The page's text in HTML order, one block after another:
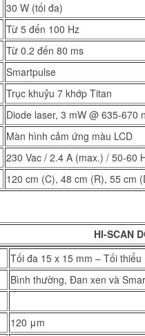
30 W (tối đa)
Từ 5 đến 100 Hz
Từ 0.2 đến 80 ms
Smartpulse
Trục khuỷu 7 khớp Titan
Diode laser, 3 mW @ 635-670
Màn hình cảm ứng màu LCD
230 Vac / 2.4 A (max.) / 50-60
120 cm (C), 48 cm (R), 55 cm
HI-SCAN
Tối đa 15 x 15 mm – Tối thiểu
Bình thường, Đan xen và
120 μm